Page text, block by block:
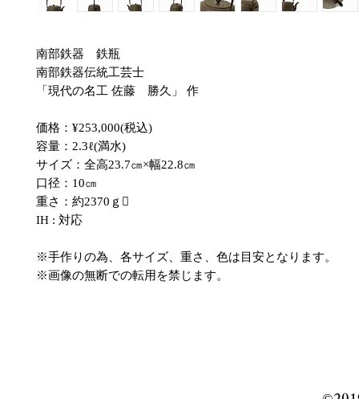
南部鉄器 鉄瓶
南部鉄器伝統工芸士
「現代の名工 佐藤 勝久」 作
価格：¥253,000(税込)
容量：2.3ℓ(満水)
サイズ：全高23.7㎝×幅22.8㎝
口径：10㎝
重さ：約2370ｇ
IH : 対応
※手作りの為、各サイズ、重さ、色は目安となります。
※画像の無断での転用を禁じます。